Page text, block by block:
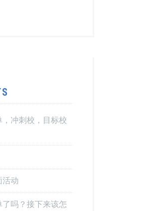
冲刺校，目标校
活动
吗？接下来该怎